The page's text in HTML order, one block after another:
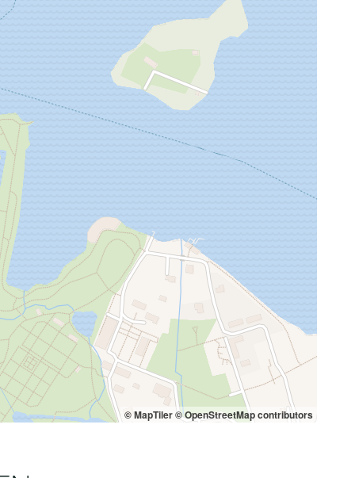
© MapTiler© OpenStreetMap contributors